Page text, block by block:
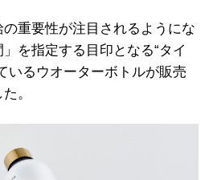
重要性が注目されるようにな
を指定する目印となる“タイ
いるウオーターボトルが販売
。